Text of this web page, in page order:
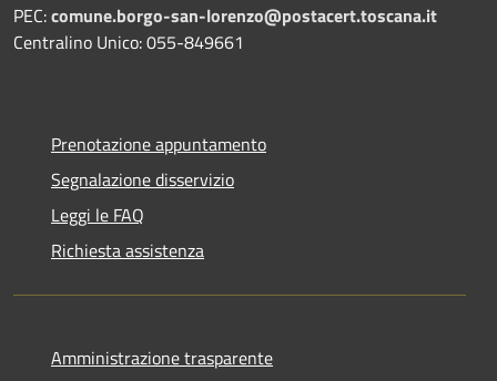
PEC:comune.borgo-san-lorenzo@postacert.toscana.it
Centralino Unico: 055-849661
Prenotazione appuntamento
Segnalazione disservizio
Leggi le FAQ
Richiesta assistenza
Amministrazione trasparente